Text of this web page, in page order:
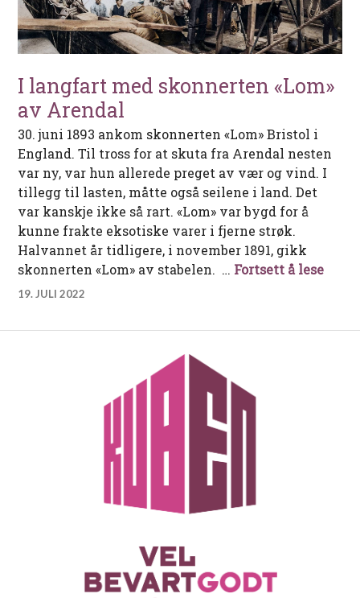
I langfart med skonnerten «Lom»
av Arendal
30. juni 1893 ankom skonnerten «Lom» Bristol i
England. Til tross for at skuta fra Arendal nesten
var ny, var hun allerede preget av vær og vind. I
tillegg til lasten, måtte også seilene i land. Det
var kanskje ikke så rart. «Lom» var bygd for å
kunne frakte eksotiske varer i fjerne strøk.
Halvannet år tidligere, i november 1891, gikk
skonnerten «Lom» av stabelen. … Fortsett å leseI
19. JULI 2022